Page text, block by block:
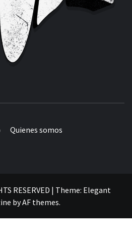
Quienes somos
RESERVED | Theme: Elegant
byAF themes.